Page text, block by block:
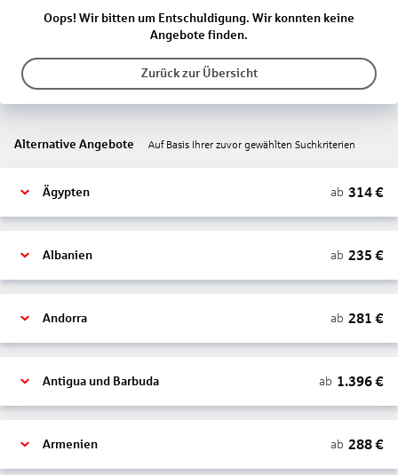
Oops! Wir bitten um Entschuldigung. Wir konnten keine
Angebote finden.
Zurück zur Übersicht
Alternative Angebote Auf Basis Ihrer zuvor gewählten Suchkriterien
Ägypten ab 314€
Albanien ab 235 €
Andorra ab 281 €
Antigua und Barbuda ab 1.396€
Armenien ab 288€